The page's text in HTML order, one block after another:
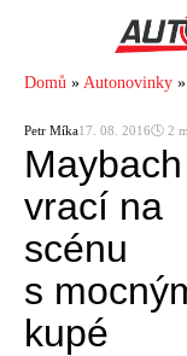
Domů » Autonovinky »
Petr Míka17. 08. 2016🕓 2
vrací na
scénu
s
kupé